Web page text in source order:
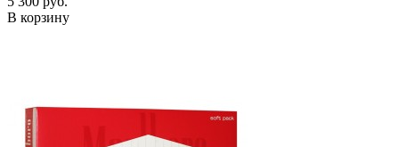
В корзину